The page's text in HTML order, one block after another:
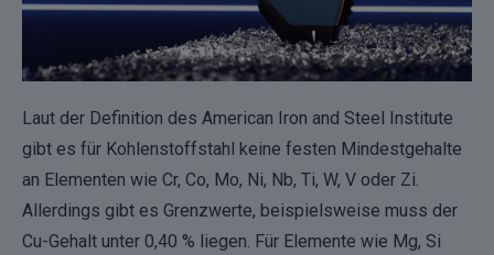
Laut der Definition des American Iron and Steel Institute
gibt es für Kohlenstoffstahl keine festen Mindestgehalte
an Elementen wie Cr, Co, Mo, Ni, Nb, Ti, W, V oder Zi.
Allerdings gibt es Grenzwerte, beispielsweise muss der
Cu-Gehalt unter 0,40 % liegen. Für Elemente wie Mg, Si